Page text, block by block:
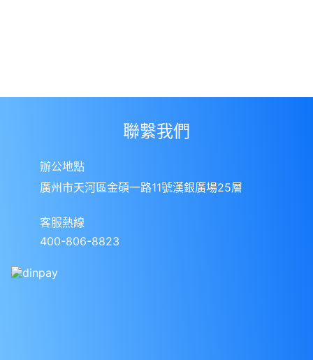
聯繫我們
辦公地點
廣州市天河區金碩一路11號漢銀廣場25層
客服熱線
400-806-8823